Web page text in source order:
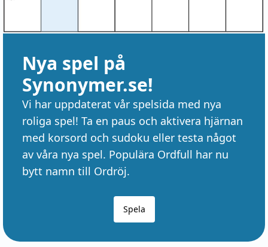
Nya spel på
Synonymer.se!
Vi har uppdaterat vår spelsida med nya
roliga spel! Ta en paus och aktivera hjärnan
med korsord och sudoku eller testa något
av våra nya spel. Populära Ordfull har nu
bytt namn till Ordröj.
Spela